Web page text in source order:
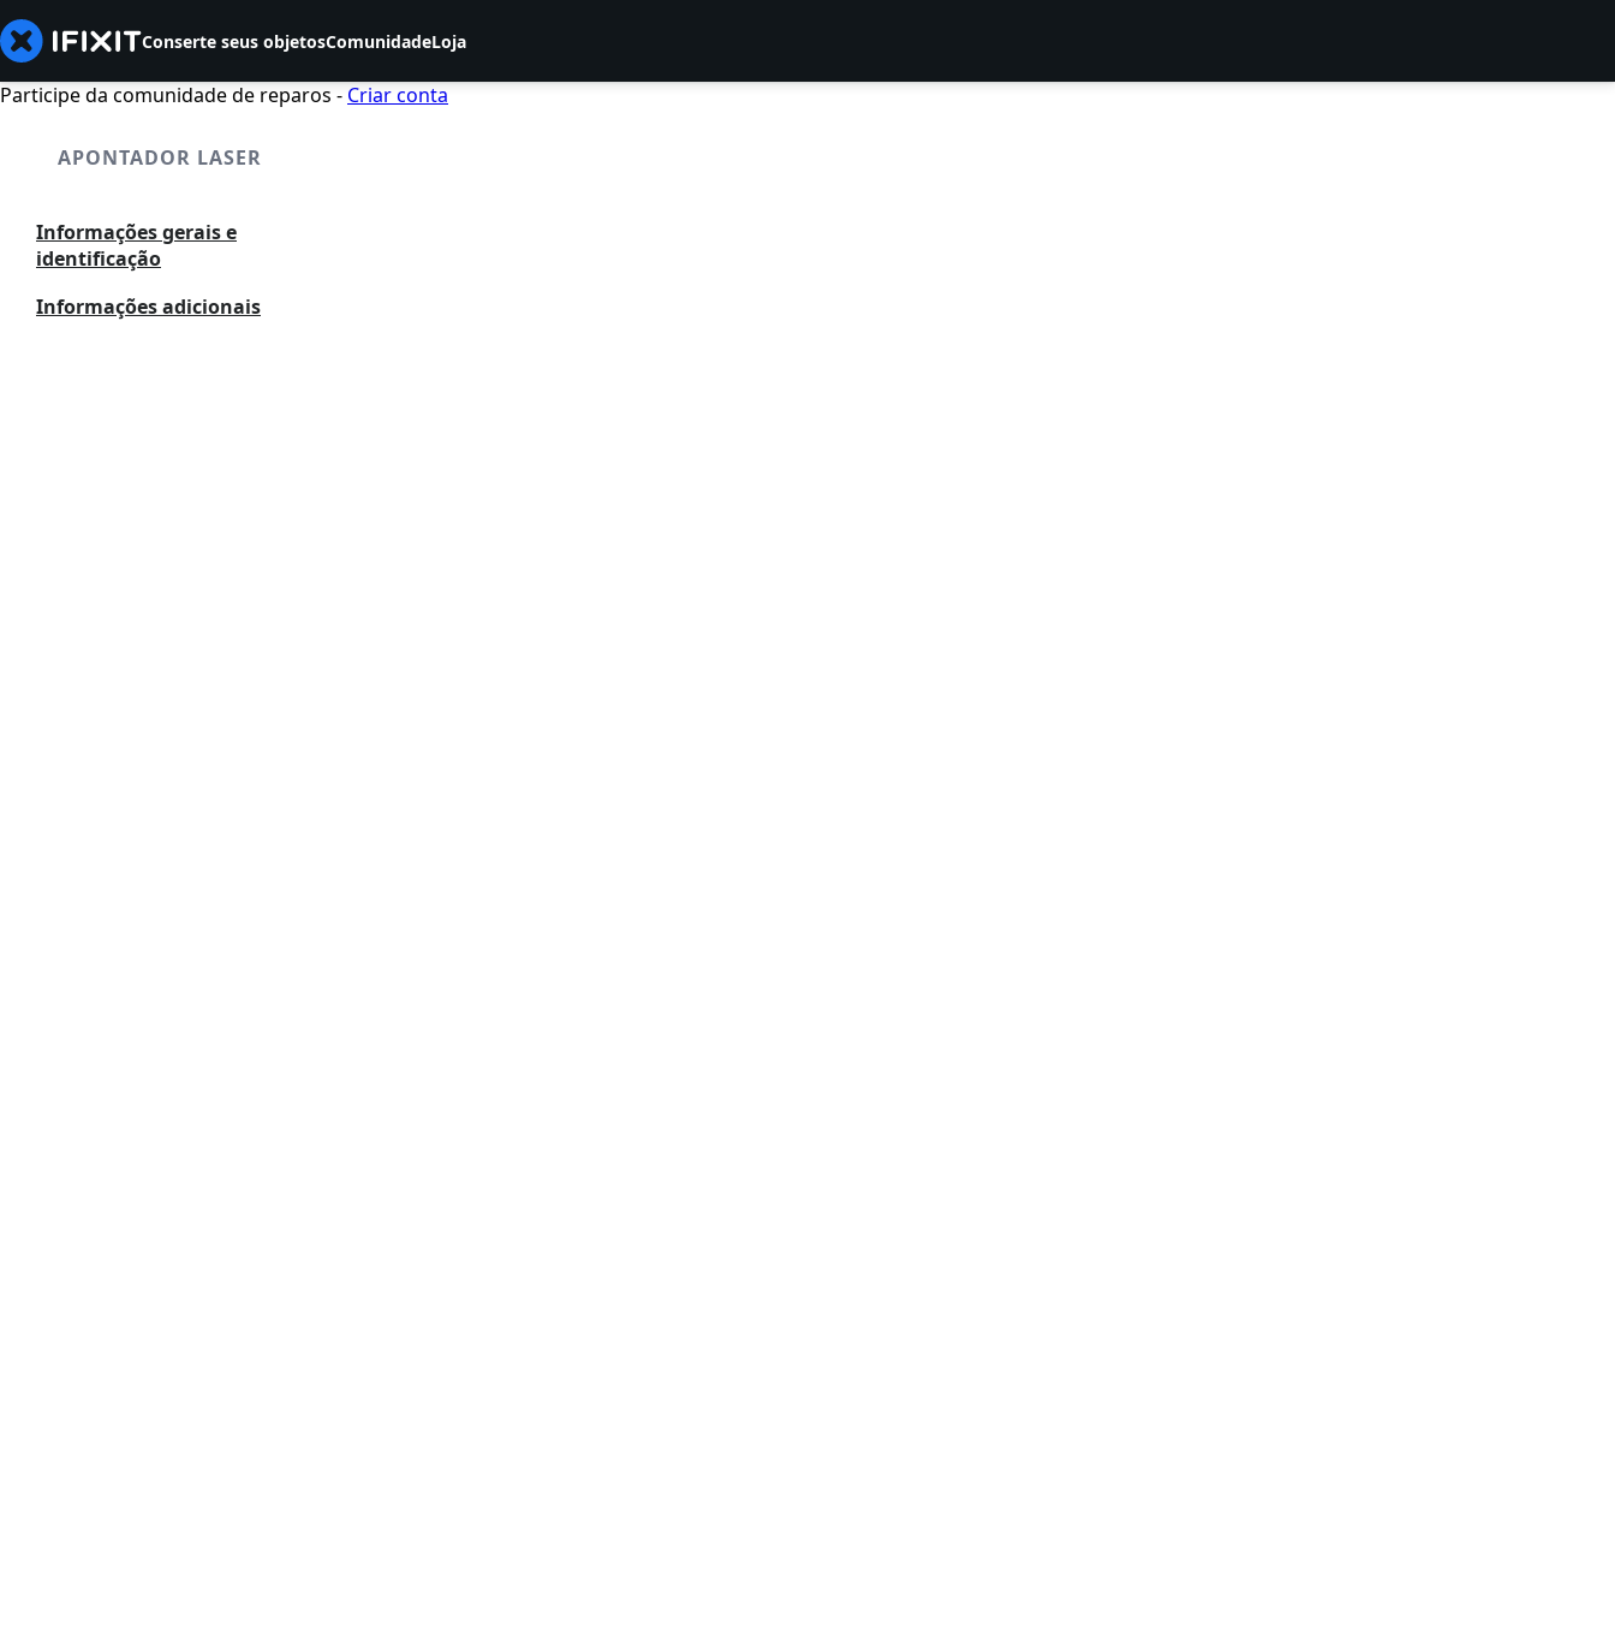
Conserte seus objetosComunidadeLoja
Participe da comunidade de reparos - Criar conta
APONTADOR LASER
Informações gerais e
identificação
Informações adicionais